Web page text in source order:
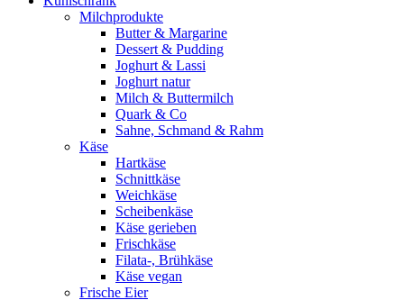
Milchprodukte
Butter & Margarine
Dessert & Pudding
Joghurt & Lassi
Joghurt natur
Milch & Buttermilch
Quark & Co
Sahne, Schmand & Rahm
Käse
Hartkäse
Schnittkäse
Weichkäse
Scheibenkäse
Käse gerieben
Frischkäse
Filata-, Brühkäse
Käse vegan
Frische Eier